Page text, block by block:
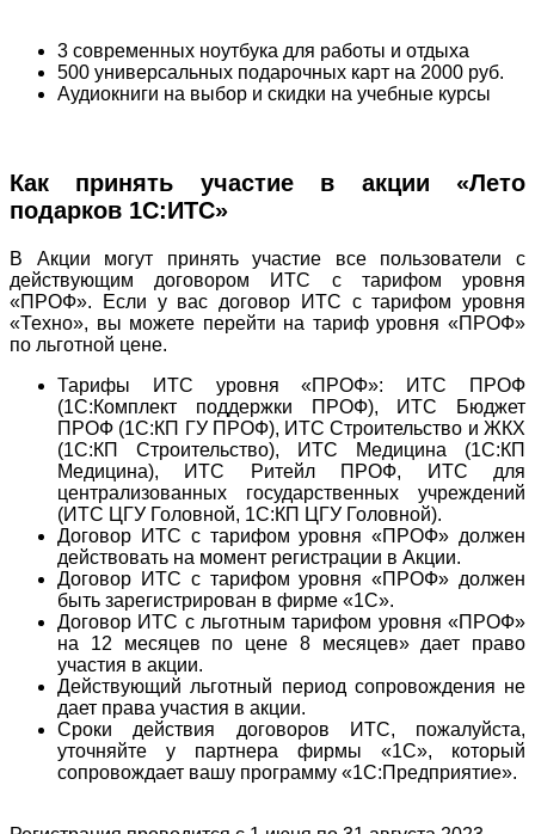
3 современных ноутбука для работы и отдыха
500 универсальных подарочных карт на 2000 руб.
Аудиокниги на выбор и скидки на учебные курсы
Как принять участие в акции «Лето
подарков 1С:ИТС»
В Акции могут принять участие все пользователи с
действующим договором ИТС с тарифом уровня
«ПРОФ». Если у вас договор ИТС с тарифом уровня
«Техно», вы можете перейти на тариф уровня «ПРОФ»
по льготной цене.
Тарифы ИТС уровня «ПРОФ»: ИТС ПРОФ
(1С:Комплект поддержки ПРОФ), ИТС Бюджет
ПРОФ (1С:КП ГУ ПРОФ), ИТС Строительство и ЖКХ
(1С:КП Строительство), ИТС Медицина (1С:КП
Медицина), ИТС Ритейл ПРОФ, ИТС для
централизованных государственных учреждений
(ИТС ЦГУ Головной, 1С:КП ЦГУ Головной).
Договор ИТС с тарифом уровня «ПРОФ» должен
действовать на момент регистрации в Акции.
Договор ИТС с тарифом уровня «ПРОФ» должен
быть зарегистрирован в фирме «1С».
Договор ИТС с льготным тарифом уровня «ПРОФ»
на 12 месяцев по цене 8 месяцев» дает право
участия в акции.
Действующий льготный период сопровождения не
дает права участия в акции.
Сроки действия договоров ИТС, пожалуйста,
уточняйте у партнера фирмы «1С», который
сопровождает вашу программу «1С:Предприятие».